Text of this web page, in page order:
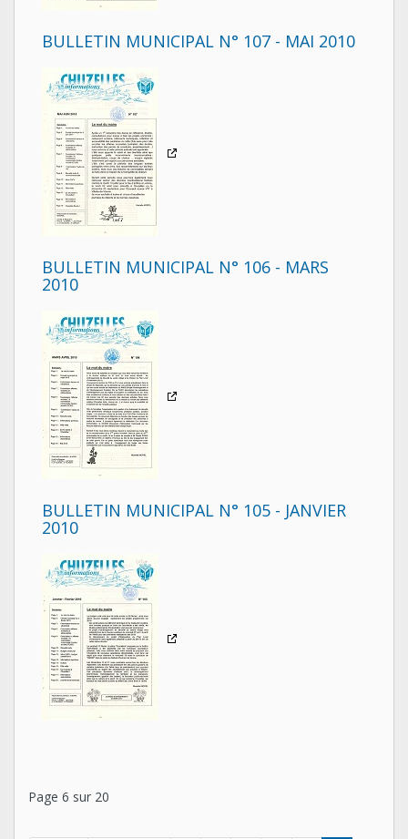
BULLETIN MUNICIPAL N° 107 - MAI 2010
BULLETIN MUNICIPAL N° 106 - MARS
2010
BULLETIN MUNICIPAL N° 105 - JANVIER
2010
Page 6 sur 20